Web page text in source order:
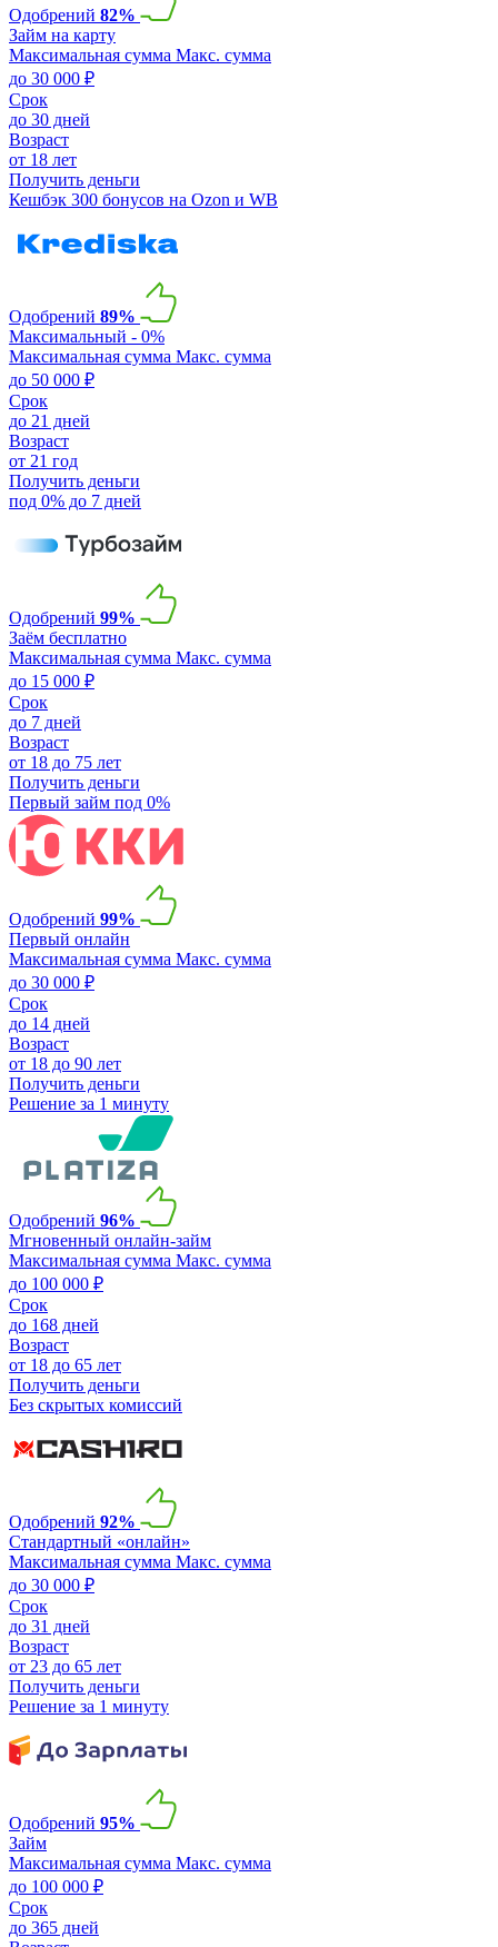
Одобрений 82%
Займ на карту
Максимальная сумма Макс. сумма
до 30 000 ₽
Срок
до 30 дней
Возраст
от 18 лет
Получить деньги
Кешбэк 300 бонусов на Ozon и WB
Одобрений 89%
Максимальный - 0%
Максимальная сумма Макс. сумма
до 50 000 ₽
Срок
до 21 дней
Возраст
от 21 год
Получить деньги
под 0% до 7 дней
Одобрений 99%
Заём бесплатно
Максимальная сумма Макс. сумма
до 15 000 ₽
Срок
до 7 дней
Возраст
от 18 до 75 лет
Получить деньги
Первый займ под 0%
Одобрений 99%
Первый онлайн
Максимальная сумма Макс. сумма
до 30 000 ₽
Срок
до 14 дней
Возраст
от 18 до 90 лет
Получить деньги
Решение за 1 минуту
Одобрений 96%
Мгновенный онлайн-займ
Максимальная сумма Макс. сумма
до 100 000 ₽
Срок
до 168 дней
Возраст
от 18 до 65 лет
Получить деньги
Без скрытых комиссий
Одобрений 92%
Стандартный «онлайн»
Максимальная сумма Макс. сумма
до 30 000 ₽
Срок
до 31 дней
Возраст
от 23 до 65 лет
Получить деньги
Решение за 1 минуту
Одобрений 95%
Займ
Максимальная сумма Макс. сумма
до 100 000 ₽
Срок
до 365 дней